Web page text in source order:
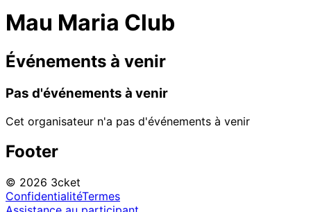
Mau Maria Club
Événements à venir
Pas d'événements à venir
Cet organisateur n'a pas d'événements à venir
Footer
© 2026 3cket
ConfidentialitéTermes